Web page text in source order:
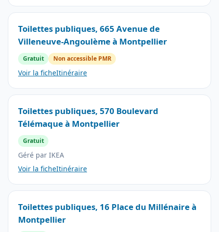
Toilettes publiques, 665 Avenue de
Villeneuve-Angoulème à Montpellier
Gratuit Non accessible PMR
Voir la ficheItinéraire
Toilettes publiques, 570 Boulevard
Télémaque à Montpellier
Gratuit
Géré par IKEA
Voir la ficheItinéraire
Toilettes publiques, 16 Place du Millénaire à
Montpellier